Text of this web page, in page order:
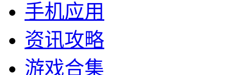
手机应用
资讯攻略
游戏合集